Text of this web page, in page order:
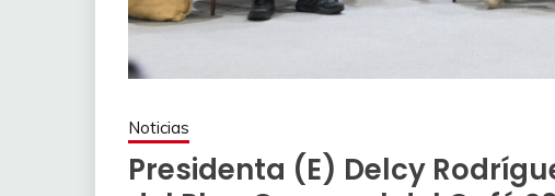
Noticias
Presidenta (E) Delcy